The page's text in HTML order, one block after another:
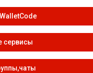
сервисы